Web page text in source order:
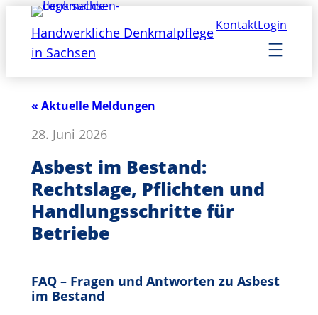
KontaktLogin
Handwerkliche Denkmalpflege
in Sachsen
« Aktuelle Meldungen
28. Juni 2026
Asbest im Bestand:
Rechtslage, Pflichten und
Handlungsschritte für
Betriebe
FAQ – Fragen und Antworten zu Asbest
im Bestand